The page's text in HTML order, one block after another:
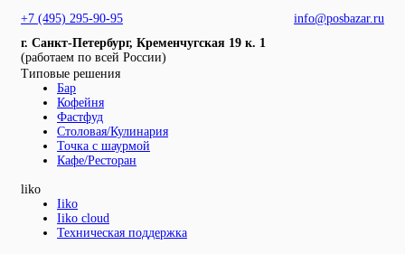
+7 (495) 295-90-95
info@posbazar.ru
г. Санкт-Петербург, Кременчугская 19 к. 1
(работаем по всей России)
Типовые решения
Бар
Кофейня
Фастфуд
Столовая/Кулинария
Точка с шаурмой
Кафе/Ресторан
liko
Iiko
Iiko cloud
Техническая поддержка